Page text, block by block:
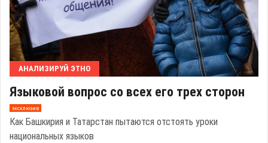
АНАЛИЗИРУЙ ЭТНО
Языковой вопрос со всех его трех сторон
эксклюзив
Как Башкирия и Татарстан пытаются отстоять уроки
национальных языков